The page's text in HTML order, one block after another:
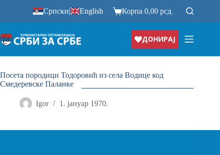
Српски| English Корпа0,00рсд
ДОНИРАЈ
Посета породици Тодоровић из села Водице код
Смедеревске Паланке
Igor 1. јануар 1970.